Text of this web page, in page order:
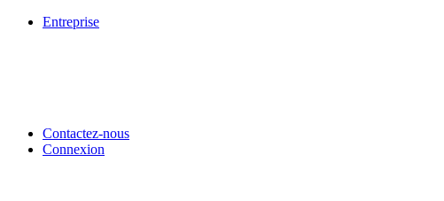
Entreprise
Contactez-nous
Connexion